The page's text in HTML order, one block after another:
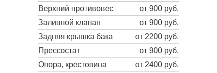
Верхний противовес
от 900 руб.
Заливной клапан
от 900 руб.
Задняя крышка бака
от 2200 руб.
Прессостат
от 900 руб.
Опора, крестовина
от 2400 руб.